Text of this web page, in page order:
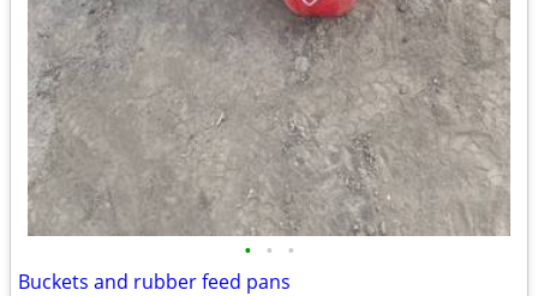
• • •
Buckets and rubber feed pans